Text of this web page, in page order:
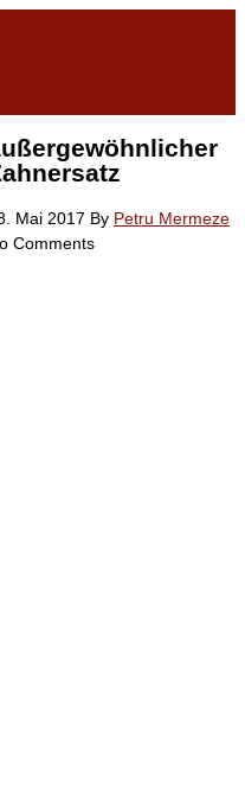
Mai 2017 By Petru Mermeze
Comments